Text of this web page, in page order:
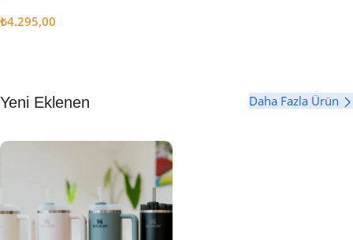
₺4.295,00
Yeni Eklenen Daha Fazla Ürün